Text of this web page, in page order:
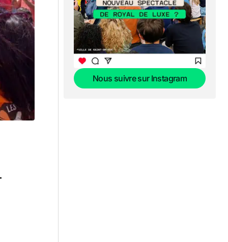
Nous suivre sur Instagram